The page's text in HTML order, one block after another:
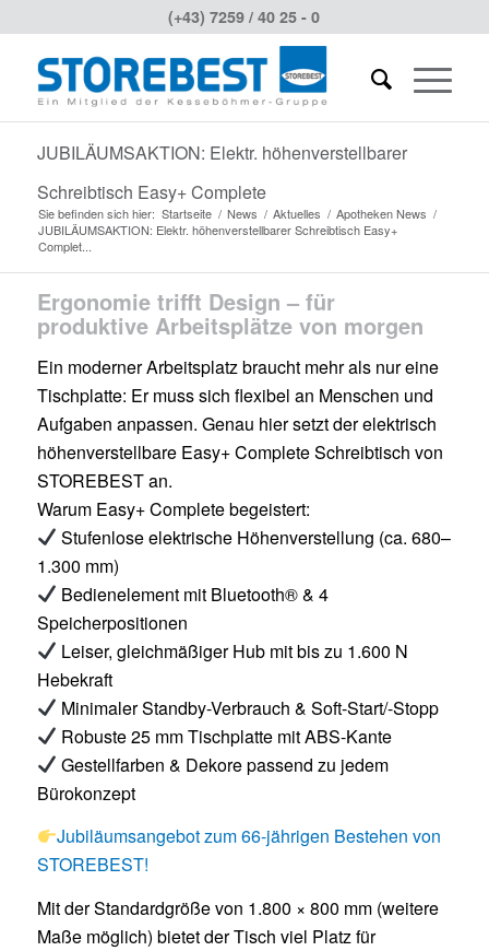
(+43) 7259 / 40 25 - 0
JUBILÄUMSAKTION: Elektr. höhenverstellbarer
Schreibtisch Easy+ Complete
Sie befinden sich hier: Startseite / News / Aktuelles / Apotheken News /
JUBILÄUMSAKTION: Elektr. höhenverstellbarer Schreibtisch Easy+
Complet...
Ergonomie trifft Design – für
produktive Arbeitsplätze von morgen
Ein moderner Arbeitsplatz braucht mehr als nur eine
Tischplatte: Er muss sich flexibel an Menschen und
Aufgaben anpassen. Genau hier setzt der elektrisch
höhenverstellbare Easy+ Complete Schreibtisch von
STOREBEST an.
Warum Easy+ Complete begeistert:
Stufenlose elektrische Höhenverstellung (ca. 680–
1.300 mm)
Bedienelement mit Bluetooth® & 4
Speicherpositionen
Leiser, gleichmäßiger Hub mit bis zu 1.600 N
Hebekraft
Minimaler Standby-Verbrauch & Soft-Start/-Stopp
Robuste 25 mm Tischplatte mit ABS-Kante
Gestellfarben & Dekore passend zu jedem
Bürokonzept
Jubiläumsangebot zum 66-jährigen Bestehen von
STOREBEST!
Mit der Standardgröße von 1.800 × 800 mm (weitere
Maße möglich) bietet der Tisch viel Platz für